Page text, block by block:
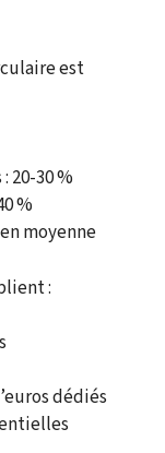
est
20-30 %
%
moyenne
:
dédiés